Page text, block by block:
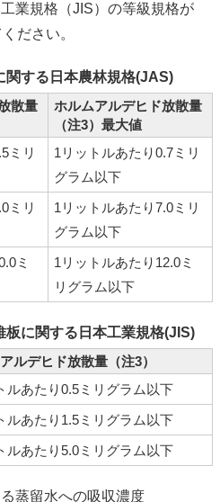
業規格（JIS）の等級規格が
ださい。
関する日本農林規格(JAS)
散量
ホルムアルデヒド放散量
（注3）最大値
ミリ
1リットルあたり0.7ミリ
グラム以下
ミリ
1リットルあたり7.0ミリ
グラム以下
ミ
1リットルあたり12.0ミ
リグラム以下
に関する日本工業規格(JIS)
ルデヒド放散量（注3）
ルあたり0.5ミリグラム以下
ルあたり1.5ミリグラム以下
ルあたり5.0ミリグラム以下
蒸留水への吸収濃度